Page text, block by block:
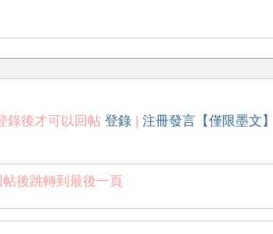
錄後才可以回帖登錄 |注冊發言【僅限墨文】
帖後跳轉到最後一頁